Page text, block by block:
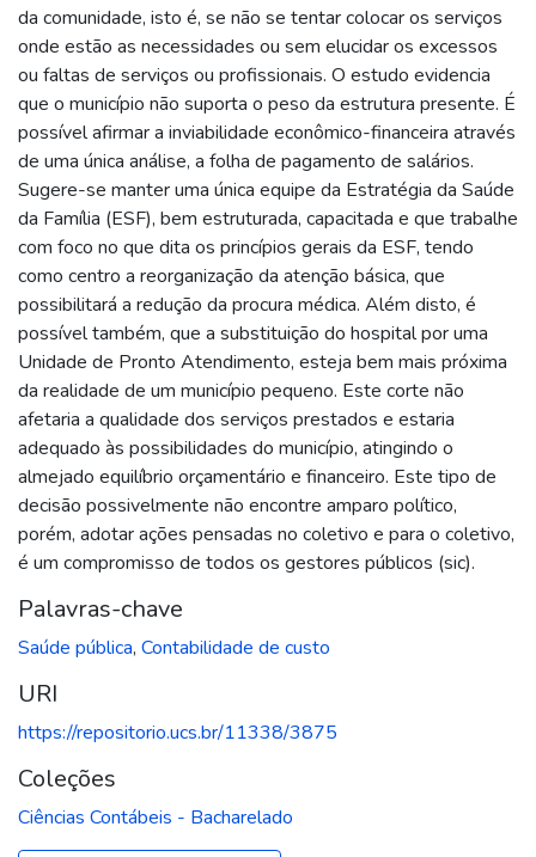
da comunidade, isto é, se não se tentar colocar os serviços
onde estão as necessidades ou sem elucidar os excessos
ou faltas de serviços ou profissionais. O estudo evidencia
que o município não suporta o peso da estrutura presente. É
possível afirmar a inviabilidade econômico-financeira através
de uma única análise, a folha de pagamento de salários.
Sugere-se manter uma única equipe da Estratégia da Saúde
da Família (ESF), bem estruturada, capacitada e que trabalhe
com foco no que dita os princípios gerais da ESF, tendo
como centro a reorganização da atenção básica, que
possibilitará a redução da procura médica. Além disto, é
possível também, que a substituição do hospital por uma
Unidade de Pronto Atendimento, esteja bem mais próxima
da realidade de um município pequeno. Este corte não
afetaria a qualidade dos serviços prestados e estaria
adequado às possibilidades do município, atingindo o
almejado equilíbrio orçamentário e financeiro. Este tipo de
decisão possivelmente não encontre amparo político,
porém, adotar ações pensadas no coletivo e para o coletivo,
é um compromisso de todos os gestores públicos (sic).
Palavras-chave
Saúde pública, Contabilidade de custo
URI
https://repositorio.ucs.br/11338/3875
Coleções
Ciências Contábeis - Bacharelado